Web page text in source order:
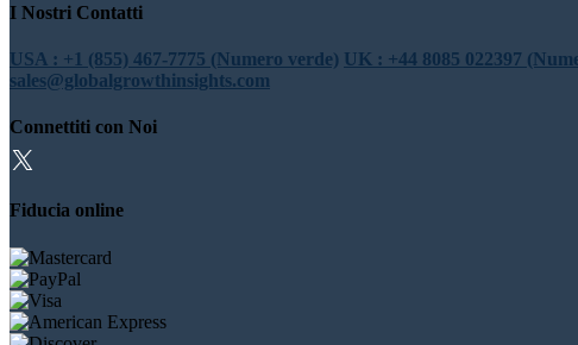
I Nostri Contatti
USA : +1 (855) 467-7775 (Numero verde) UK : +44 8085 022397
sales@globalgrowthinsights.com
Connettiti con Noi
Fiducia online